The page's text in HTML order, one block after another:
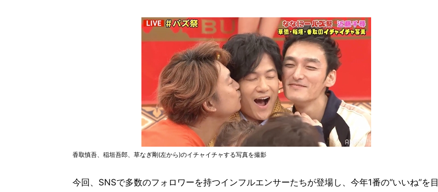
香取慎吾、稲垣吾郎、草なぎ剛(左から)のイチャイチャする写真を撮影
今回、SNSで多数のフォロワーを持つインフルエンサーたちが登場し、今年1番の“いいね”を目